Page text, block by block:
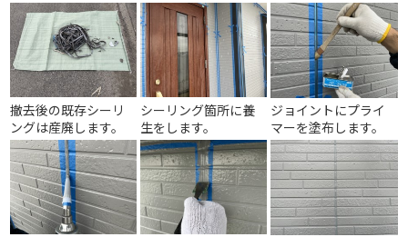
撤去後の既存シーリ
ングは産廃します。
シーリング箇所に養
生をします。
ジョイントにプライ
マーを塗布します。